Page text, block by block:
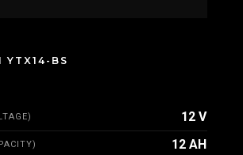
YTX14-BS
12 V
12 AH